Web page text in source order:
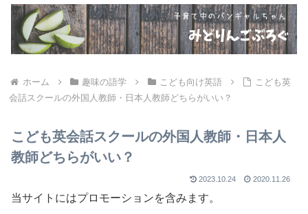
ホーム 趣味の語学 こども向け英語
こども英
会話スクールの外国人教師・日本人教師どちらがいい？
こども英会話スクールの外国人教師・日本人
教師どちらがいい？
2023.10.24 2020.11.26
当サイトにはプロモーションを含みます。